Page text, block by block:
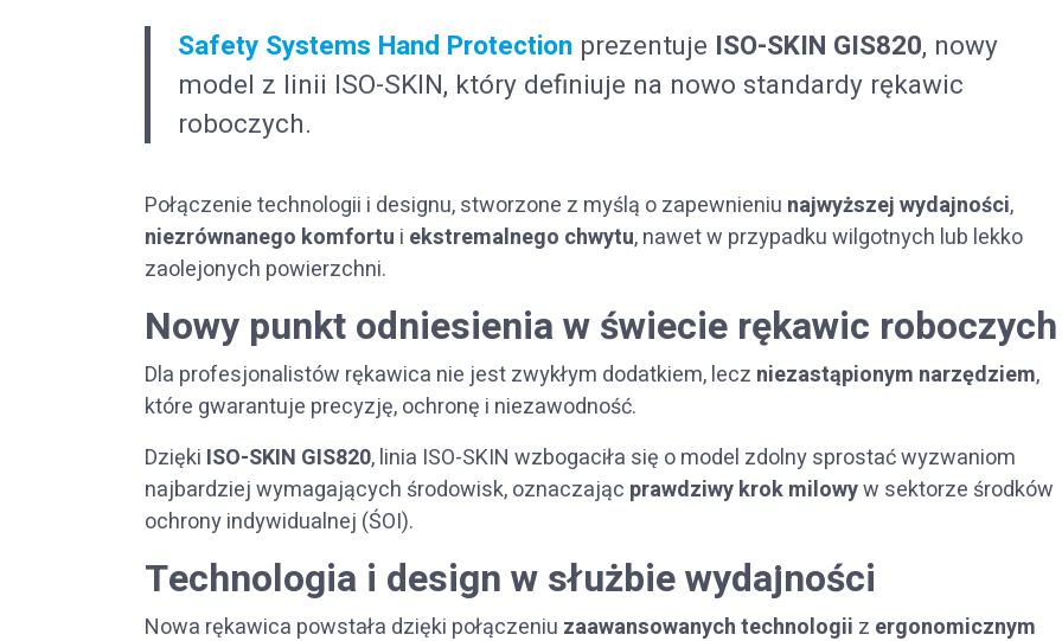
Safety Systems Hand Protectionprezentuje ISO-SKIN GIS820, nowy
model z linii ISO-SKIN, który definiuje na nowo standardy rękawic
roboczych.
Połączenie technologii i designu, stworzone z myślą o zapewnieniu najwyższej wydajności,
niezrównanego komfortu i ekstremalnego chwytu, nawet w przypadku wilgotnych lub lekko
zaolejonych powierzchni.
Nowy punkt odniesienia w świecie rękawic roboczych
Dla profesjonalistów rękawica nie jest zwykłym dodatkiem, lecz niezastąpionym narzędziem,
które gwarantuje precyzję, ochronę i niezawodność.
Dzięki ISO-SKIN GIS820, linia ISO-SKIN wzbogaciła się o model zdolny sprostać wyzwaniom
najbardziej wymagających środowisk, oznaczając prawdziwy krok milowyw sektorze środków
ochrony indywidualnej (ŚOI).
Technologia i design w służbie wydajności
Nowa rękawica powstała dzięki połączeniu zaawansowanych technologii z ergonomicznym